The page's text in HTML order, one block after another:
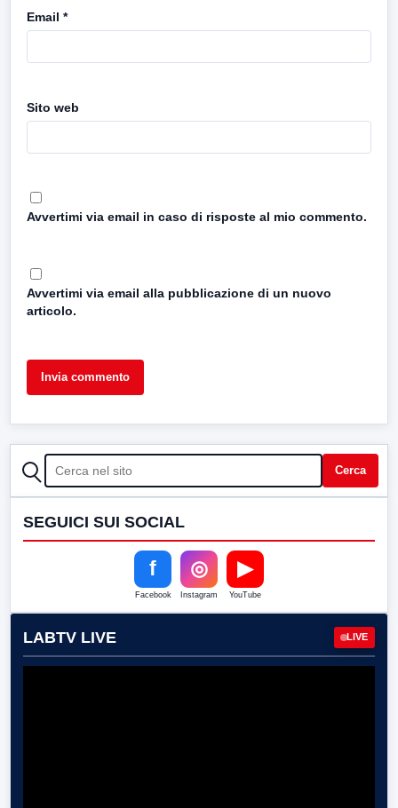
Email *
Sito web
Avvertimi via email in caso di risposte al mio commento.
Avvertimi via email alla pubblicazione di un nuovo
articolo.
CERCA Cerca
SEGUICI SUI SOCIAL
f
Facebook
◎
Instagram
▶
YouTube
LABTV LIVE LIVE